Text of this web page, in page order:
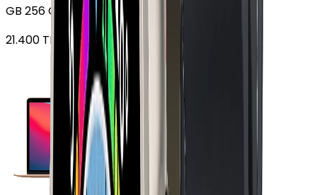
GB 256 GB Altın
21.400 TL'den başlayan fiyatlar